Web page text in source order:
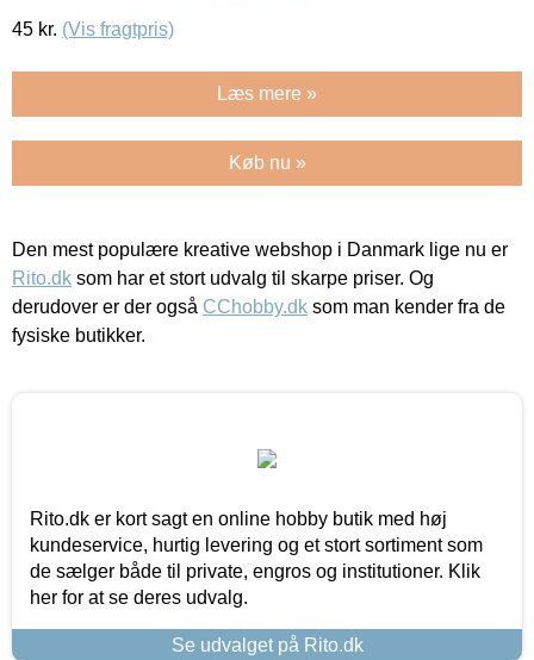
45 kr. (Vis fragtpris)
Læs mere »
Køb nu »
Den mest populære kreative webshop i Danmark lige nu er
Rito.dk som har et stort udvalg til skarpe priser. Og
derudover er der også CChobby.dk som man kender fra de
fysiske butikker.
Rito.dk er kort sagt en online hobby butik med høj
kundeservice, hurtig levering og et stort sortiment som
de sælger både til private, engros og institutioner. Klik
her for at se deres udvalg.
Se udvalget på Rito.dk